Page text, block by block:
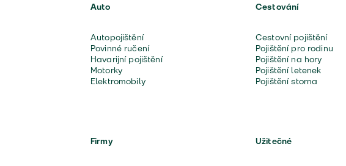
Auto
Autopojištění
Povinné ručení
Havarijní pojištění
Motorky
Elektromobily
Cestování
Cestovní pojištění
Pojištění pro rodinu
Pojištění na hory
Pojištění letenek
Pojištění storna
Firmy Užitečné